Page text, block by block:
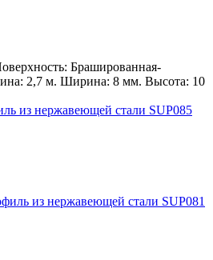
Брашированная-
2,7 м. Ширина: 8 мм. Высота: 10
из нержавеющей стали SUP085